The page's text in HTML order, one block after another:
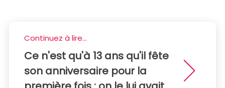
Continuez à lire...
Ce n'est qu'à 13 ans qu'il fête
son anniversaire pour la